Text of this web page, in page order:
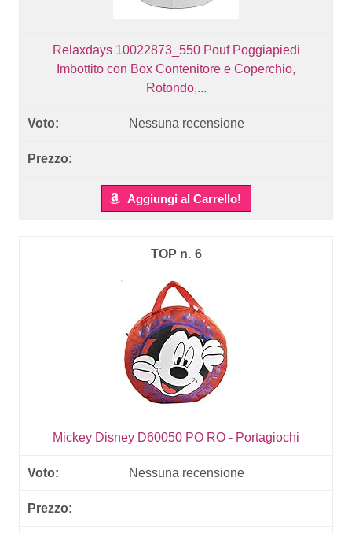
Relaxdays 10022873_550 Pouf Poggiapiedi
Imbottito con Box Contenitore e Coperchio,
Rotondo,...
Nessuna recensione
Aggiungi al Carrello!
6
Mickey Disney D60050 PO RO - Portagiochi
Nessuna recensione